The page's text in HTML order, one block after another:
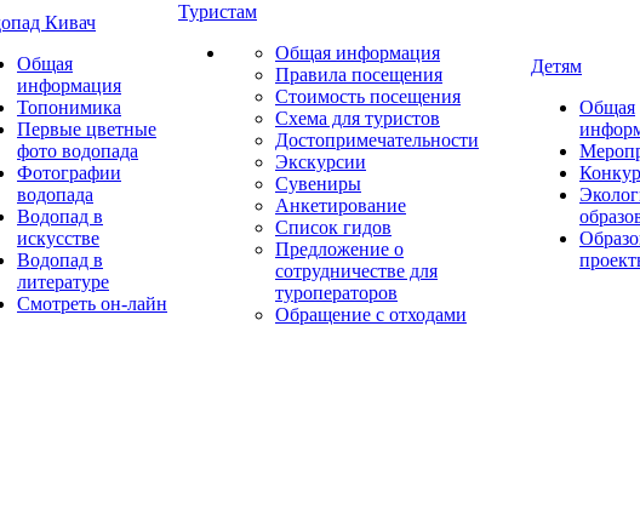
Кивач
Общая
информация
Топонимика
Первые цветные
фото водопада
Фотографии
водопада
Водопад в
искусстве
Водопад в
литературе
Смотреть он-лайн
Туристам
Общая информация
Правила посещения
Стоимость посещения
Схема для туристов
Достопримечательности
Экскурсии
Сувениры
Анкетирование
Список гидов
Предложение о
сотрудничестве для
туроператоров
Обращение с отходами
Детям
Общая